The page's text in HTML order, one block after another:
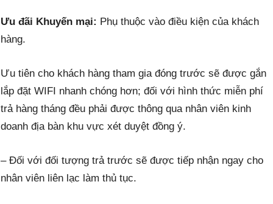
Ưu đãi Khuyến mại: Phụ thuộc vào điều kiện của khách
hàng.
Ưu tiên cho khách hàng tham gia đóng trước sẽ được gắn
lắp đặt WIFI nhanh chóng hơn; đối với hình thức miễn phí
trả hàng tháng đều phải được thông qua nhân viên kinh
doanh địa bàn khu vực xét duyệt đồng ý.
– Đối với đối tượng trả trước sẽ được tiếp nhận ngay cho
nhân viên liên lạc làm thủ tục.